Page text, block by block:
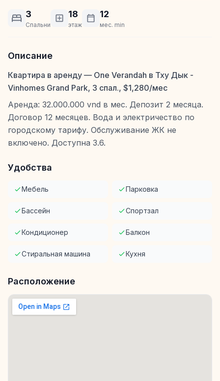
3
Спальни
18
этаж
12
мес. min
Описание
Квартира в аренду — One Verandah в Тху Дык -
Vinhomes Grand Park, 3 спал., $1,280/мес
Аренда: 32.000.000 vnd в мес. Депозит 2 месяца.
Договор 12 месяцев. Вода и электричество по
городскому тарифу. Обслуживание ЖК не
включено. Доступна 3.6.
Удобства
Мебель Парковка
Бассейн Спортзал
Кондиционер Балкон
Стиральная машина Кухня
Расположение